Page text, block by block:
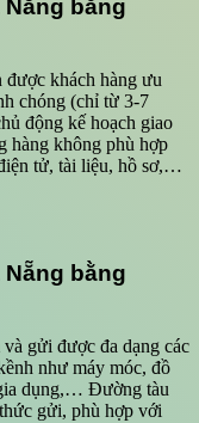
bằng
khách hàng ưu
chóng (chỉ từ 3-7
động kế hoạch giao
hàng không phù hợp
tử, tài liệu, hồ sơ,…
bằng
gửi được đa dạng các
như máy móc, đồ
dụng,… Đường tàu
gửi, phù hợp với